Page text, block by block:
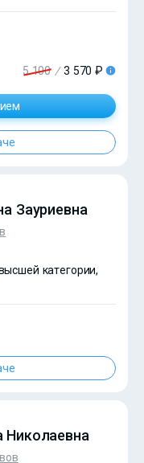
5 100 / 3 570 ₽
Зауриевна
категории,
Николаевна